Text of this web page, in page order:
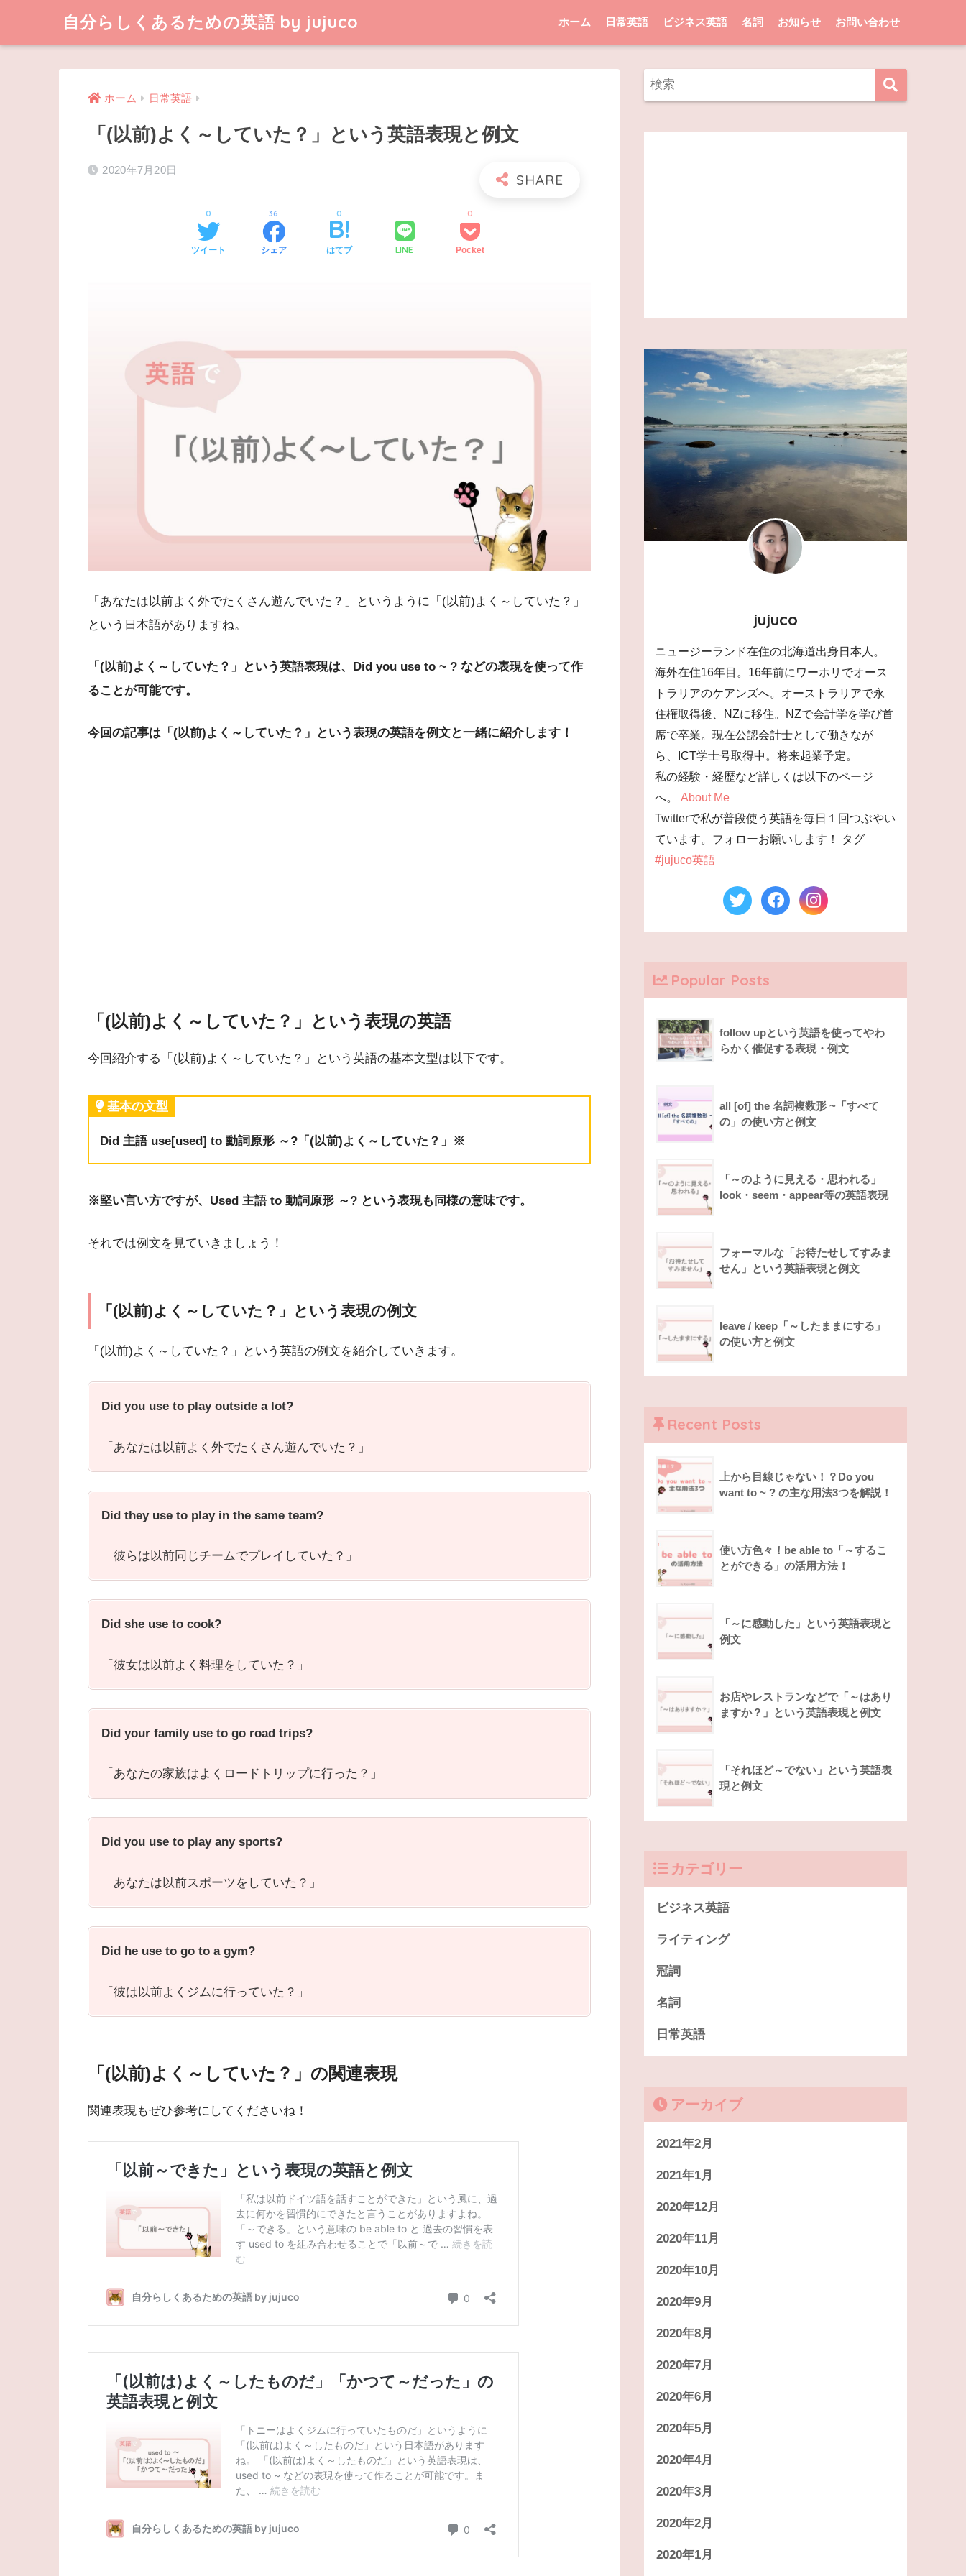
自分らしくあるための英語 by jujuco ホーム 日常英語 ビジネス英語 名詞 お知らせ お問い合わせ
ホーム 日常英語
「(以前)よく～していた？」という英語表現と例文
2020年7月20日
ツイート
0
シェア
36
はてブ
0
LINE Pocket
0
「あなたは以前よく外でたくさん遊んでいた？」というように「(以前)よく～していた？」
という日本語がありますね。
「(以前)よく～していた？」という英語表現は、
Did you use to ~ ? などの表現を使って作
ることが可能です。
今回の記事は「(以前)よく～していた？」 という表現の英語を例文と一緒に紹介します！
「(以前)よく～していた？」という表現の英語
今回紹介する「(以前)よく～していた？」という英語の基本文型は以下です。
基本の文型
Did 主語 use[used] to 動詞原形 ～?「(以前)よく～していた？」※
※堅い言い方ですが、Used 主語 to 動詞原形 ～? という表現も同様の意味です。
それでは例文を見ていきましょう！
「(以前)よく～していた？」という表現の例文
「(以前)よく～していた？」という英語の例文を紹介していきます。
Did you use to play outside a lot?
「あなたは以前よく外でたくさん遊んでいた？」
Did they use to play in the same team?
「彼らは以前同じチームでプレイしていた？」
Did she use to cook?
「彼女は以前よく料理をしていた？」
Did your family use to go road trips?
「あなたの家族はよくロードトリップに行った？」
Did you use to play any sports?
「あなたは以前スポーツをしていた？」
Did he use to go to a gym?
「彼は以前よくジムに行っていた？」
「(以前)よく～していた？」の関連表現
関連表現もぜひ参考にしてくださいね！
jujuco
ニュージーランド在住の北海道出身日本人。
海外在住16年目。16年前にワーホリでオース
トラリアのケアンズへ。オーストラリアで永
住権取得後、NZに移住。NZで会計学を学び首
席で卒業。現在公認会計士として働きなが
ら、ICT学士号取得中。将来起業予定。
私の経験・経歴など詳しくは以下のページ
へ。About Me
Twitterで私が普段使う英語を毎日１回つぶやい
ています。フォローお願いします！ タグ
#jujuco英語
Popular Posts
follow upという英語を使ってやわ
らかく催促する表現・例文
all [of] the 名詞複数形 ~「すべて
の」の使い方と例文
「～のように見える・思われる」
look・seem・appear等の英語表現
フォーマルな「お待たせしてすみま
せん」という英語表現と例文
leave / keep「～したままにする」
の使い方と例文
Recent Posts
上から目線じゃない！？Do you
want to ~ ? の主な用法3つを解説！
使い方色々！be able to「～するこ
とができる」の活用方法！
「～に感動した」という英語表現と
例文
お店やレストランなどで「～はあり
ますか？」という英語表現と例文
「それほど～でない」という英語表
現と例文
カテゴリー
ビジネス英語
ライティング
冠詞
名詞
日常英語
アーカイブ
2021年2月
2021年1月
2020年12月
2020年11月
2020年10月
2020年9月
2020年8月
2020年7月
2020年6月
2020年5月
2020年4月
2020年3月
2020年2月
2020年1月